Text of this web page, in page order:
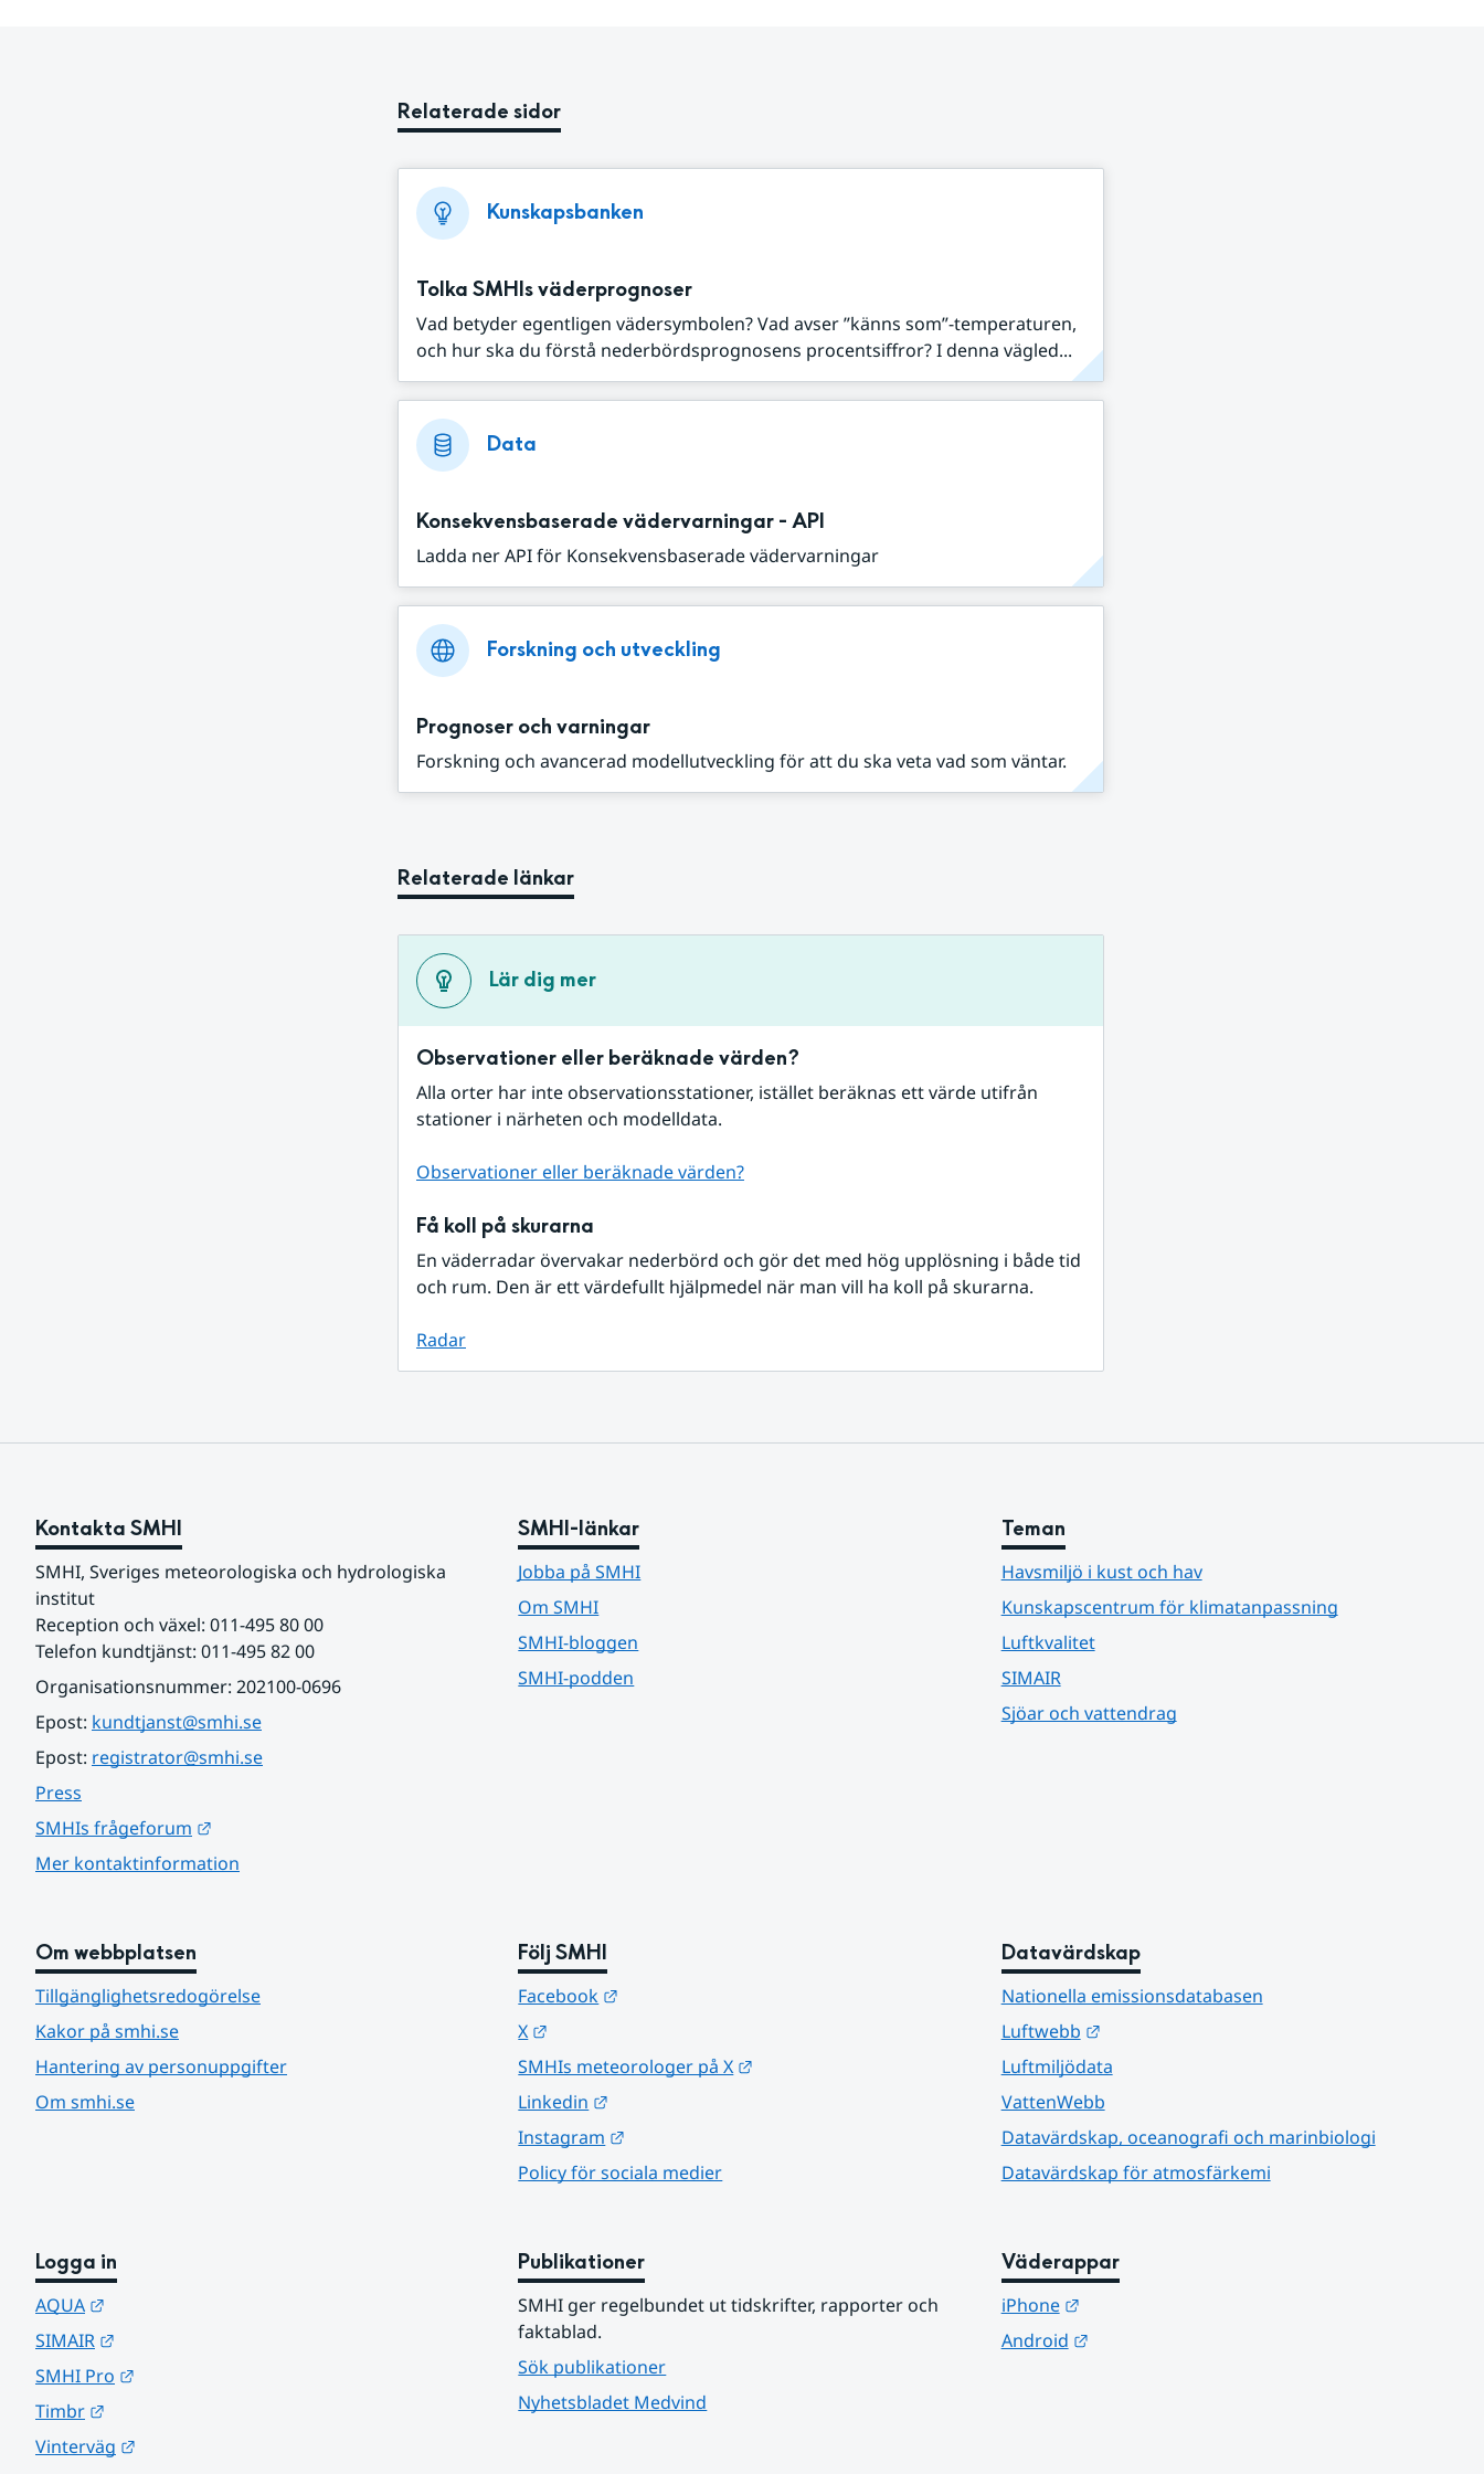
Relaterade sidor
Kunskapsbanken
Tolka SMHIs väderprognoser
Vad betyder egentligen vädersymbolen? Vad avser ”känns som”-temperaturen,
och hur ska du förstå nederbördsprognosens procentsiffror? I denna vägled...
Data
Konsekvensbaserade vädervarningar - API
Ladda ner API för Konsekvensbaserade vädervarningar
Forskning och utveckling
Prognoser och varningar
Forskning och avancerad modellutveckling för att du ska veta vad som väntar.
Relaterade länkar
Lär dig mer
Observationer eller beräknade värden?
Alla orter har inte observationsstationer, istället beräknas ett värde utifrån
stationer i närheten och modelldata.
Observationer eller beräknade värden?
Få koll på skurarna
En väderradar övervakar nederbörd och gör det med hög upplösning i både tid
och rum. Den är ett värdefullt hjälpmedel när man vill ha koll på skurarna.
Radar
Kontakta SMHI
SMHI, Sveriges meteorologiska och hydrologiska
institut
Reception och växel: 011-495 80 00
Telefon kundtjänst: 011-495 82 00
Organisationsnummer: 202100-0696
Epost: kundtjanst@smhi.se
Epost: registrator@smhi.se
Press
SMHIs frågeforum
Mer kontaktinformation
SMHI-länkar
Jobba på SMHI
Om SMHI
SMHI-bloggen
SMHI-podden
Teman
Havsmiljö i kust och hav
Kunskapscentrum för klimatanpassning
Luftkvalitet
SIMAIR
Sjöar och vattendrag
Om webbplatsen
Tillgänglighetsredogörelse
Kakor på smhi.se
Hantering av personuppgifter
Om smhi.se
Följ SMHI
Facebook
X
SMHIs meteorologer på X
Linkedin
Instagram
Policy för sociala medier
Datavärdskap
Nationella emissionsdatabasen
Luftwebb
Länk till annan webbplats.
Luftmiljödata
VattenWebb
Datavärdskap, oceanografi och marinbiologi
Datavärdskap för atmosfärkemi
Logga in
AQUA
SIMAIR
SMHI Pro
Timbr
Vinterväg
Publikationer
SMHI ger regelbundet ut tidskrifter, rapporter och
faktablad.
Sök publikationer
Nyhetsbladet Medvind
Väderappar
iPhone
Länk till annan webbplats.
Android
Länk till annan webbplats.